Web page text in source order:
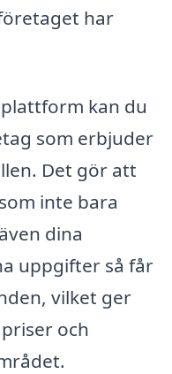
har
kan du
som erbjuder
Det gör att
inte bara
dina
uppgifter så får
vilket ger
och